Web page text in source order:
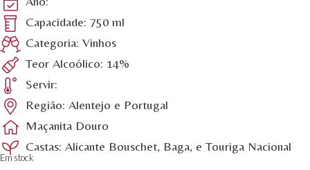
Capacidade: 750 ml
Categoria: Vinhos
Teor Alcoólico: 14%
Servir:
Região: Alentejo e Portugal
Maçanita Douro
Castas: Alicante Bouschet, Baga, e Touriga Nacional
Em stock